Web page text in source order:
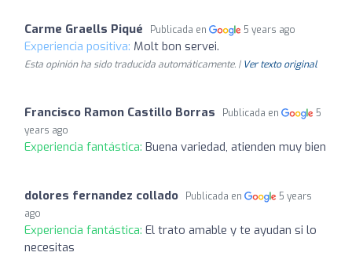
Carme Graells Piqué Publicada en 5 years ago
Experiencia positiva: Molt bon servei.
Esta opinión ha sido traducida automáticamente. | Ver texto original
Francisco Ramon Castillo Borras Publicada en
5
years ago
Experiencia fantástica: Buena variedad, atienden muy bien
dolores fernandez collado Publicada en
5 years
ago
Experiencia fantástica: El trato amable y te ayudan si lo
necesitas